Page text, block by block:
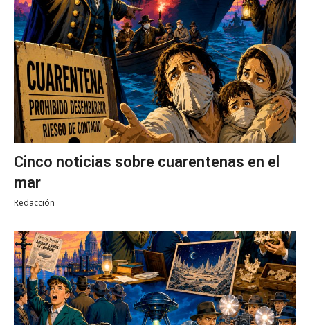
Cinco noticias sobre cuarentenas en el
mar
Redacción